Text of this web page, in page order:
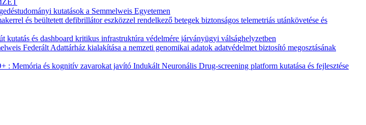
kutatások a Semmelweis Egyetemen
és beültetett defibrillátor eszközzel rendelkező betegek biztonságos telemetriás utánkövetése és
és dashboard kritikus infrastruktúra védelmére járványügyi válsághelyzetben
Federált Adattárház kialakítása a nemzeti genomikai adatok adatvédelmet biztosító megosztásának
Memória és kognitív zavarokat javító Indukált Neuronális Drug-screening platform kutatása és fejlesztése